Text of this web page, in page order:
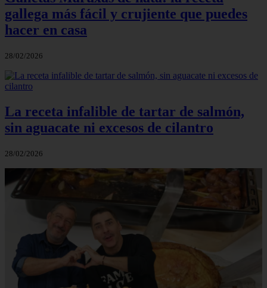
gallega más fácil y crujiente que puedes
hacer en casa
28/02/2026
La receta infalible de tartar de salmón,
sin aguacate ni excesos de cilantro
28/02/2026